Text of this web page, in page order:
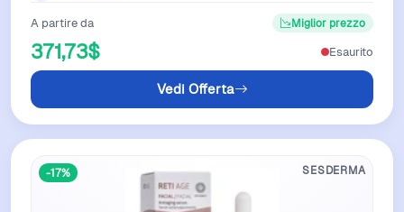
A partire da
371,73$
Miglior prezzo
Vedi Offerta
Esaurito
-17% SESDERMA